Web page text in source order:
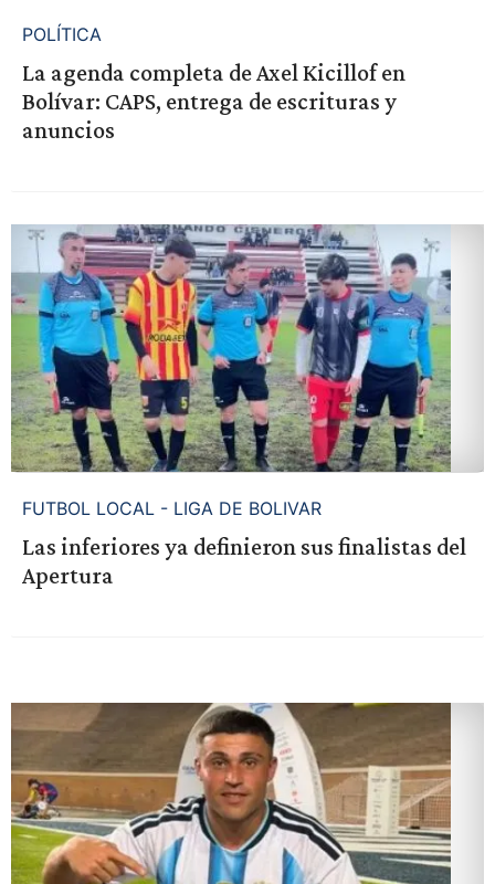
POLÍTICA
La agenda completa de Axel Kicillof en
Bolívar: CAPS, entrega de escrituras y
anuncios
FUTBOL LOCAL - LIGA DE BOLIVAR
Las inferiores ya definieron sus finalistas del
Apertura